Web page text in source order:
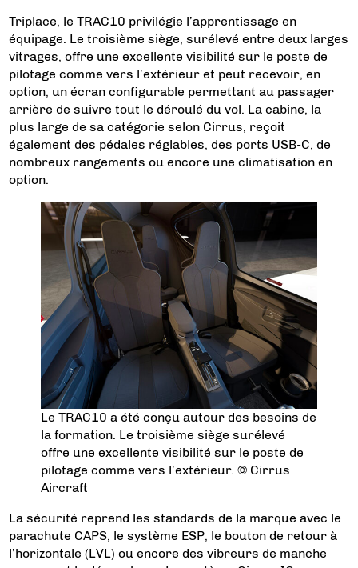
Triplace, le TRAC10 privilégie l’apprentissage en
équipage. Le troisième siège, surélevé entre deux larges
vitrages, offre une excellente visibilité sur le poste de
pilotage comme vers l’extérieur et peut recevoir, en
option, un écran configurable permettant au passager
arrière de suivre tout le déroulé du vol. La cabine, la
plus large de sa catégorie selon Cirrus, reçoit
également des pédales réglables, des ports USB-C, de
nombreux rangements ou encore une climatisation en
option.
Le TRAC10 a été conçu autour des besoins de
la formation. Le troisième siège surélevé
offre une excellente visibilité sur le poste de
pilotage comme vers l’extérieur. © Cirrus
Aircraft
La sécurité reprend les standards de la marque avec le
parachute CAPS, le système ESP, le bouton de retour à
l’horizontale (LVL) ou encore des vibreurs de manche